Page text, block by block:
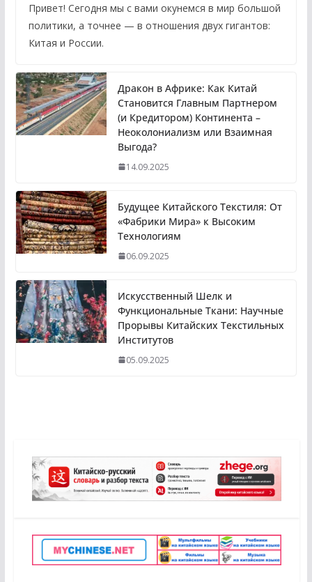
Привет! Сегодня мы с вами окунемся в мир большой
политики, а точнее — в отношения двух гигантов:
Китая и России.
Дракон в Африке: Как Китай
Становится Главным Партнером
(и Кредитором) Континента –
Неоколониализм или Взаимная
Выгода?
14.09.2025
Будущее Китайского Текстиля: От
«Фабрики Мира» к Высоким
Технологиям
06.09.2025
Искусственный Шелк и
Функциональные Ткани: Научные
Прорывы Китайских Текстильных
Институтов
05.09.2025